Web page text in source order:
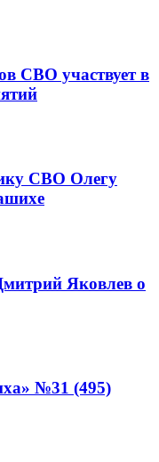
СВО участвует в
СВО Олегу
Яковлев о
№31 (495)